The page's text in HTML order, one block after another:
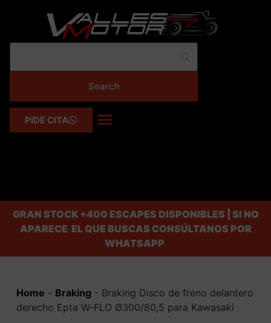
PIDE CITA
GRAN STOCK+400 ESCAPES DISPONIBLES | SI NO
APARECE EL QUE BUSCAS CONSÚLTANOS POR
WHATSAPP
Home - Braking - Braking Disco de freno delantero
derecho Epta W-FLO Ø300/80,5 para Kawasaki